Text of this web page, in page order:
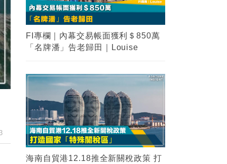
海南自貿港12.18推全新關稅政策 打
造國家「特殊關稅區」
3
【瑙魯悲歌】一個國民收入曾經是香
4
【金融知識】大摩vs摩根大通？兩大
金融業界巨頭你能分清嗎？
5
FI專欄｜紐約時報實地風水考察 業務
谷底反彈 見連茹格的剋應｜命理師少